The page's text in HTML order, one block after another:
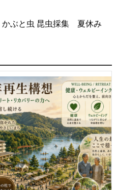
かぶと虫 昆虫採集 夏休み